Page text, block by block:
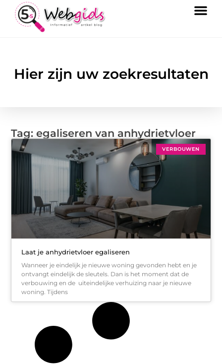
Hier zijn uw zoekresultaten
Tag: egaliseren van anhydrietvloer
VERBOUWEN
Laat je anhydrietvloer egaliseren
Wanneer je eindelijk je nieuwe woning gevonden hebt en je
ontvangt eindelijk de sleutels. Dan is het moment dat de
verbouwing en de uiteindelijke verhuizing naar je nieuwe
woning. Tijdens